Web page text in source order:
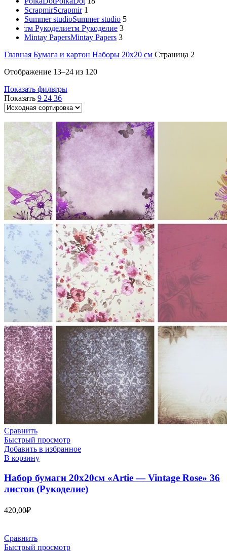
ScrapmirScrapmir 1
Summer studioSummer studio 5
тм Рукоделиетм Рукоделие 3
Mintay PapersMintay Papers 3
Главная Бумага и картон Наборы 20х20 см Страница 2
Отображение 13–24 из 120
Показать фильтры
Показать 9 24 36
Сравнить
Быстрый просмотр
Добавить в избранное
В корзину
Набор бумаги 20х20см «Artie — Vintage Rose» 36
листов (Рукоделие)
420,00₽
Сравнить
Быстрый просмотр